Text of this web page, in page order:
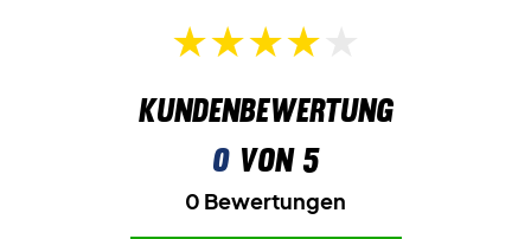
Kundenbewertung
0von 5
0 Bewertungen